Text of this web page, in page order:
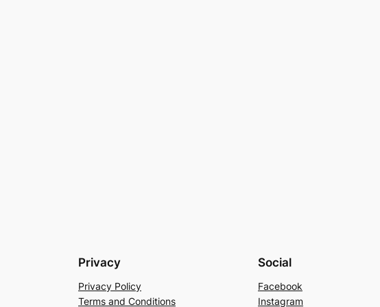
Privacy
Privacy Policy
Terms and Conditions
Social
Facebook
Instagram